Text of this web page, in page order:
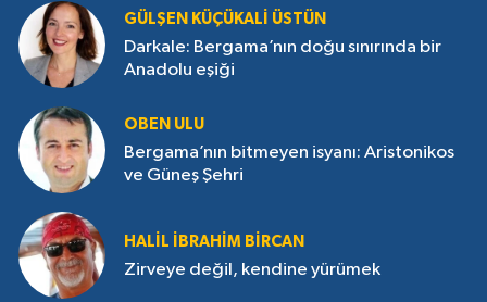
GÜLŞEN KÜÇÜKALI ÜSTÜN
Darkale: Bergama’nın doğu sınırında bir
Anadolu eşiği
OBEN ULU
Bergama’nın bitmeyen isyanı: Aristonikos
ve Güneş Şehri
HALIL İBRAHIM BIRCAN
Zirveye değil, kendine yürümek